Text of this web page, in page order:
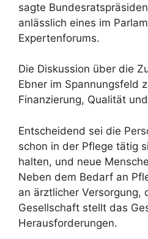
sagte
anlässlich eines im
Expertenforums.
Die Diskussion über die
Ebner im Spannungsfeld
Finanzierung, Qualität
Entscheidend sei die
schon in der Pflege tätig
halten, und neue
Neben dem Bedarf an
an ärztlicher Versorgung,
Gesellschaft stellt das
Herausforderungen.